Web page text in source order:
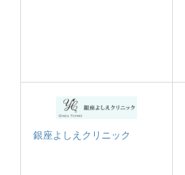
銀座よしえクリニック